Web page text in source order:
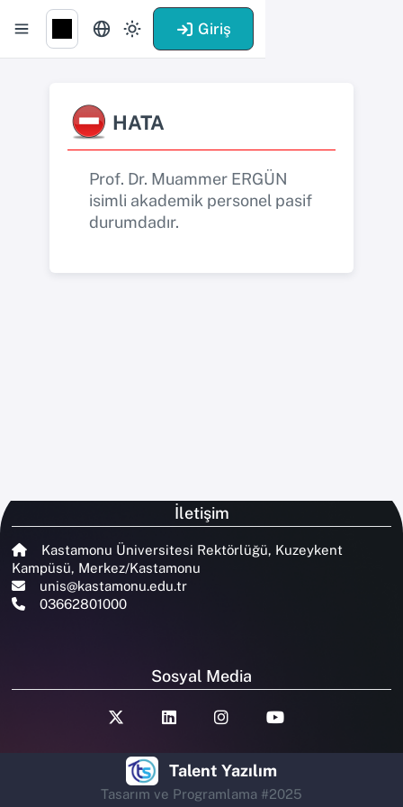
Giriş
HATA
Prof. Dr. Muammer ERGÜN
isimli akademik personel pasif
durumdadır.
İletişim
Kastamonu Üniversitesi Rektörlüğü, Kuzeykent
Kampüsü, Merkez/Kastamonu
unis@kastamonu.edu.tr
03662801000
Sosyal Media
Talent Yazılım
Tasarım ve Programlama #2025